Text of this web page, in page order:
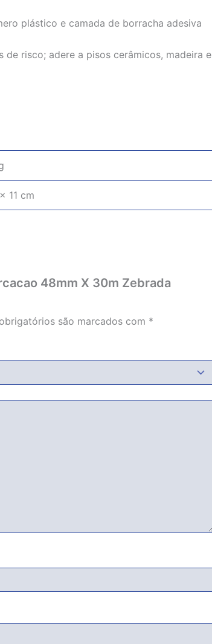
plástico e camada de borracha adesiva
risco; adere a pisos cerâmicos, madeira e
11 cm
48mm X 30m Zebrada
são marcados com *